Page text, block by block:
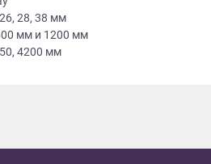
28, 38 мм
мм и 1200 мм
4200 мм